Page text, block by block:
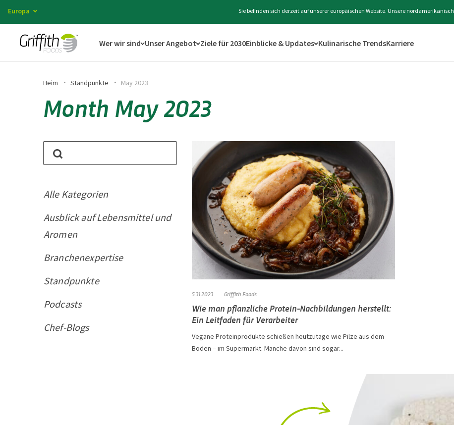
Europa Sie befinden sich derzeit auf unserer europäischen Website. Unsere
Wer wir sind Unser Angebot Ziele für 2030Einblicke & Updates Kulinarische TrendsKarriere
Heim Standpunkte May 2023
Month May 2023
Alle Kategorien
Ausblick auf Lebensmittel und
Aromen
Branchenexpertise
Standpunkte
Podcasts
Chef-Blogs
5.31.2023 Griffith Foods
Wie man pflanzliche Protein-Nachbildungen herstellt:
Ein Leitfaden für Verarbeiter
Vegane Proteinprodukte schießen heutzutage wie Pilze aus dem
Boden – im Supermarkt. Manche davon sind sogar...